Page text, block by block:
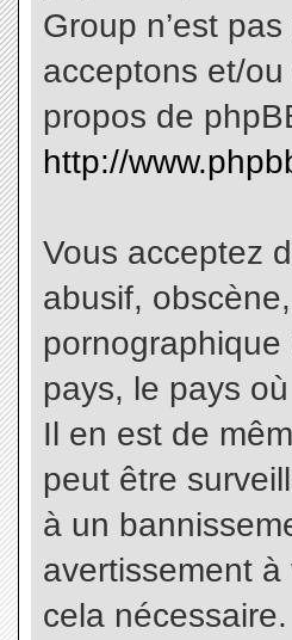
Group n’est
acceptons et/ou
propos de
http://
Vous acceptez
abusif,
pays, le pays
Il en est de
peut être
à un
avertissement
cela